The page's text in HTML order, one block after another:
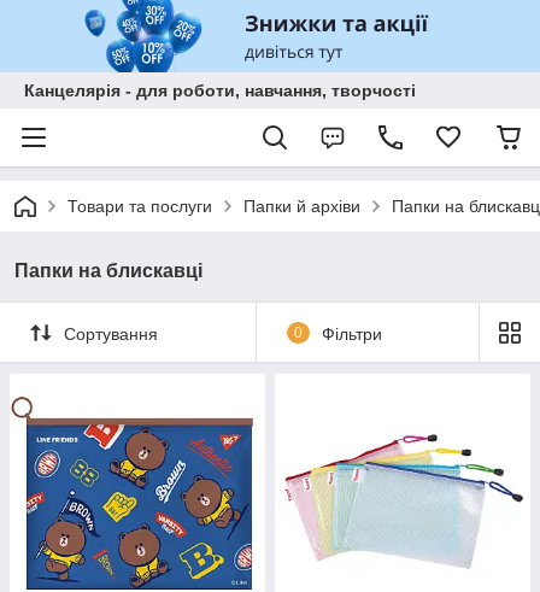
Канцелярія - для роботи, навчання, творчості
Товари та послуги Папки й архіви Папки на
Папки на блискавці
Сортування 0 Фільтри